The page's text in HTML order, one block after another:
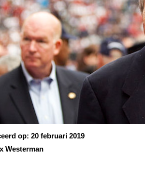
op: 20 februari 2019
Westerman